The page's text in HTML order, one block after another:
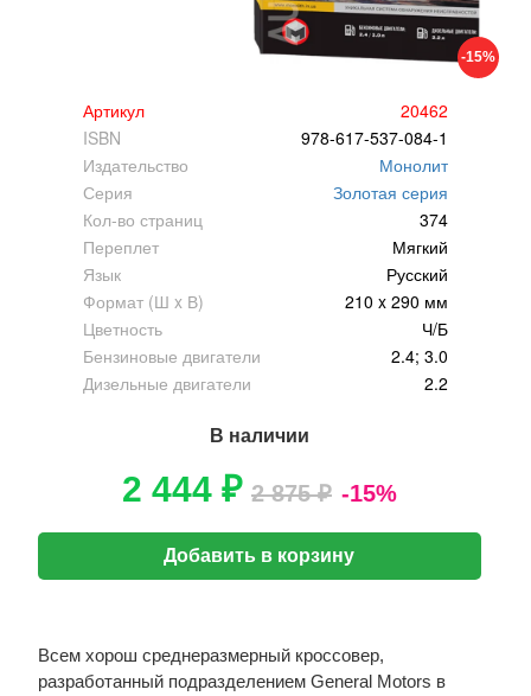
-15%
Артикул
20462
ISBN
978-617-537-084-1
Издательство
Монолит
Серия
Золотая серия
Кол-во страниц
374
Переплет
Мягкий
Язык
Русский
Формат (Ш x В)
210 x 290 мм
Цветность
Ч/Б
Бензиновые двигатели
2.4; 3.0
Дизельные двигатели
2.2
В наличии
2 444 ₽ 2 875 ₽ -15%
Добавить в корзину
Всем хорош среднеразмерный кроссовер,
разработанный подразделением General Motors в